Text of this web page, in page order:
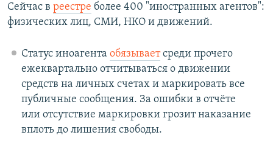
Сейчас в реестре более 400 "иностранных агентов":
физических лиц, СМИ, НКО и движений.
Статус иноагента обязываетсреди прочего
ежеквартально отчитываться о движении
средств на личных счетах и маркировать все
публичные сообщения. За ошибки в отчёте
или отсутствие маркировки грозит наказание
вплоть до лишения свободы.